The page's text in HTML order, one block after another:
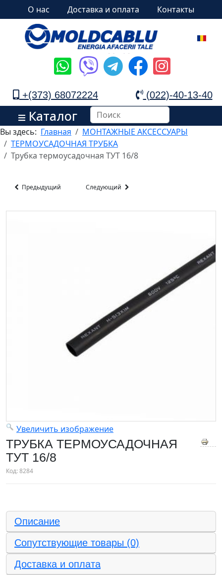
О нас Доставка и оплата Контакты
+(373) 68072224 (022)-40-13-40
Каталог
Вы здесь: Главная
МОНТАЖНЫЕ АКСЕССУАРЫ
ТЕРМОУСАДОЧНАЯ ТРУБКА
Трубка термоусадочная ТУТ 16/8
Предыдущий Следующий
Увеличить изображение
ТРУБКА ТЕРМОУСАДОЧНАЯ
ТУТ 16/8
Код:8284
Описание
Сопутствующие товары (0)
Доставка и оплата